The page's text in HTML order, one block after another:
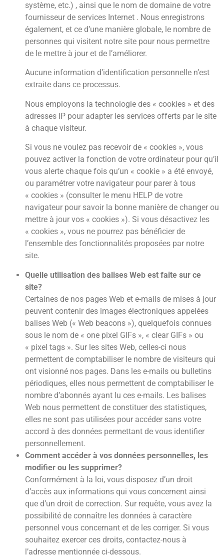
système, etc.) , ainsi que le nom de domaine de votre
fournisseur de services Internet . Nous enregistrons
également, et ce d’une manière globale, le nombre de
personnes qui visitent notre site pour nous permettre
de le mettre à jour et de l’améliorer.
Aucune information d’identification personnelle n’est
extraite dans ce processus.
Nous employons la technologie des « cookies » et des
adresses IP pour adapter les services offerts par le site
à chaque visiteur.
Si vous ne voulez pas recevoir de « cookies », vous
pouvez activer la fonction de votre ordinateur pour qu’il
vous alerte chaque fois qu’un « cookie » a été envoyé,
ou paramétrer votre navigateur pour parer à tous
« cookies » (consulter le menu HELP de votre
navigateur pour savoir la bonne manière de changer ou
mettre à jour vos « cookies »). Si vous désactivez les
« cookies », vous ne pourrez pas bénéficier de
l’ensemble des fonctionnalités proposées par notre
site.
Quelle utilisation des balises Web est faite sur ce
site?
Certaines de nos pages Web et e-mails de mises à jour
peuvent contenir des images électroniques appelées
balises Web (« Web beacons »), quelquefois connues
sous le nom de « one pixel GIFs », « clear GIFs » ou
« pixel tags ». Sur les sites Web, celles-ci nous
permettent de comptabiliser le nombre de visiteurs qui
ont visionné nos pages. Dans les e-mails ou bulletins
périodiques, elles nous permettent de comptabiliser le
nombre d’abonnés ayant lu ces e-mails. Les balises
Web nous permettent de constituer des statistiques,
elles ne sont pas utilisées pour accéder sans votre
accord à des données permettant de vous identifier
personnellement.
Comment accéder à vos données personnelles, les
modifier ou les supprimer?
Conformément à la loi, vous disposez d’un droit
d’accès aux informations qui vous concernent ainsi
que d’un droit de correction. Sur requête, vous avez la
possibilité de connaître les données à caractère
personnel vous concernant et de les corriger. Si vous
souhaitez exercer ces droits, contactez-nous à
l’adresse mentionnée ci-dessous.